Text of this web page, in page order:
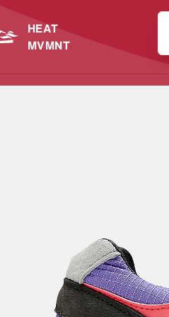
HEAT
MVMNT